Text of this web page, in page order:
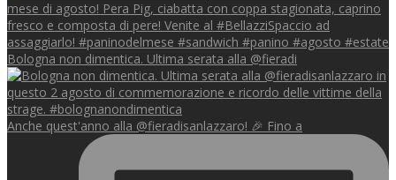
Bologna non dimentica. Ultima serata alla @fieradi
Anche quest'anno alla @fieradisanlazzaro! 🎉 Fino a